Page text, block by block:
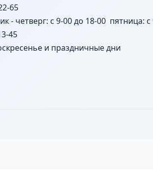
65
- четверг: с 9-00 до 18-00 пятница: с
45
и праздничные дни